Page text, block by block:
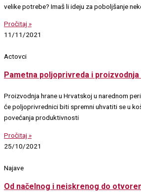
velike potrebe? Imaš li ideju za poboljšanje
Pročitaj »
11/11/2021
Actovci
Pametna poljoprivreda i proizvodnja
Proizvodnja hrane u Hrvatskoj u narednom
će poljoprivrednici biti spremni uhvatiti se u
povećanja produktivnosti
Pročitaj »
25/10/2021
Najave
Od načelnog i neiskrenog do